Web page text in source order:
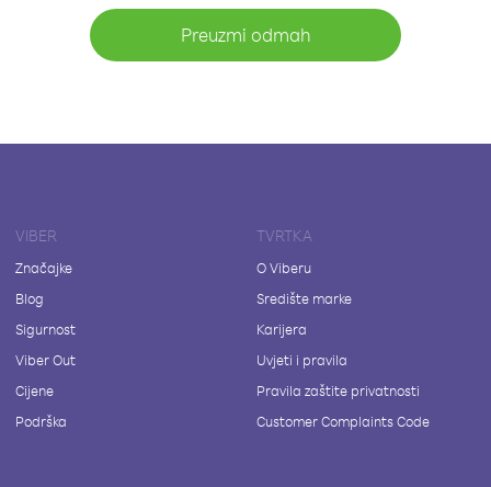
Preuzmi odmah
VIBER
Značajke
Blog
Sigurnost
Viber Out
Cijene
Podrška
TVRTKA
O Viberu
Središte marke
Karijera
Uvjeti i pravila
Pravila zaštite privatnosti
Customer Complaints Code